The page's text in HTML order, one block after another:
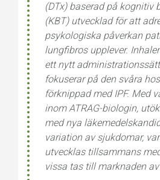
(DTx) baserad på kognitiv
(KBT) utvecklad för att
psykologiska påverkan
lungfibros upplever.
ett nytt
fokuserar på den svåra
förknippad med IPF. Med
inom ATRAG-biologin,
med nya
variation av sjukdomar,
utvecklas tillsammans
vissa tas till marknaden av